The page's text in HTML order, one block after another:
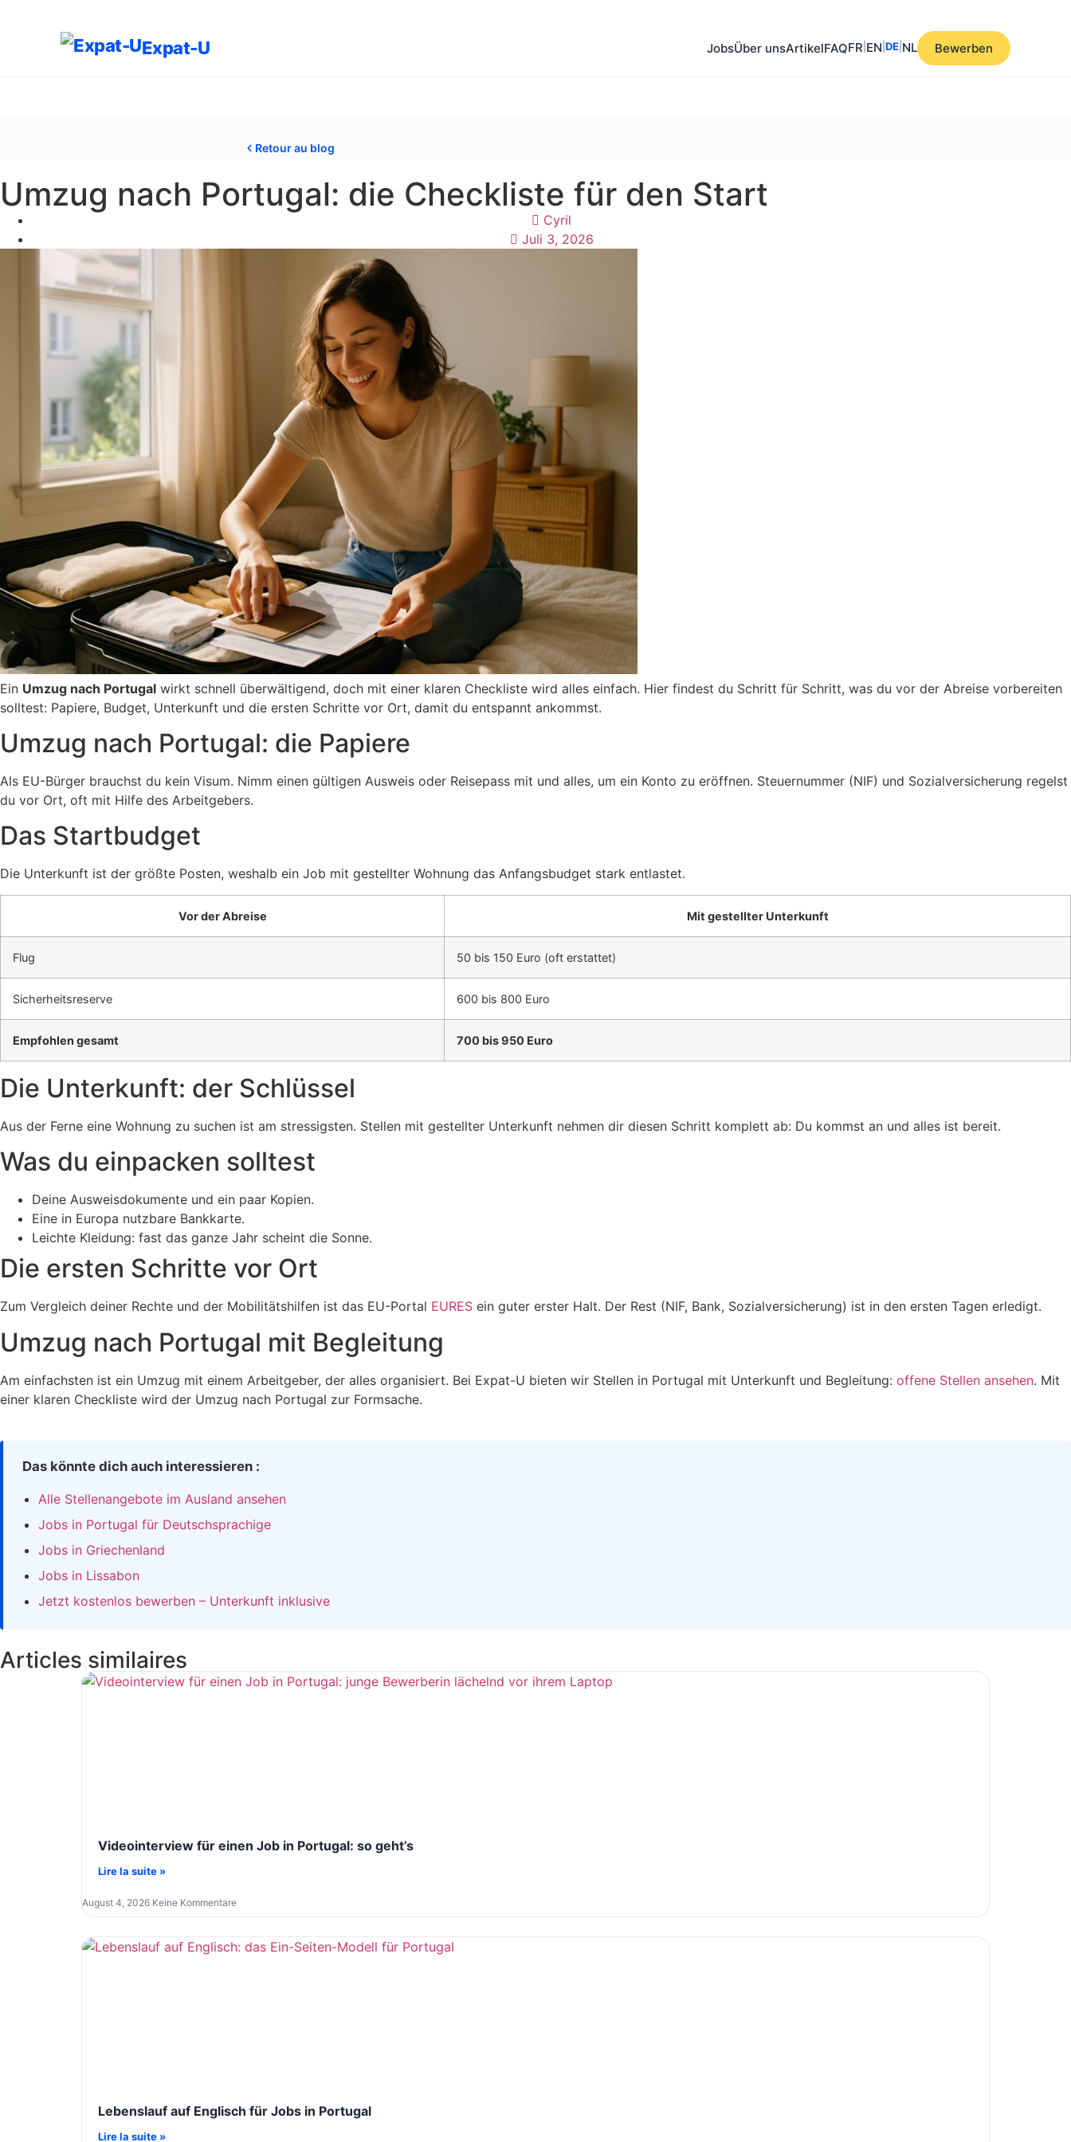
Expat-U JobsÜber unsArtikelFAQFR EN DE NL Bewerben
Retour au blog
Umzug nach Portugal: die Checkliste für den Start
Cyril
Juli 3, 2026
Ein Umzug nach Portugal wirkt schnell überwältigend, doch mit einer klaren Checkliste wird alles einfach. Hier findest du Schritt für Schritt, was du vor der Abreise vorbereiten
solltest: Papiere, Budget, Unterkunft und die ersten Schritte vor Ort, damit du entspannt ankommst.
Umzug nach Portugal: die Papiere
Als EU-Bürger brauchst du kein Visum. Nimm einen gültigen Ausweis oder Reisepass mit und alles, um ein Konto zu eröffnen. Steuernummer (NIF) und Sozialversicherung regelst
du vor Ort, oft mit Hilfe des Arbeitgebers.
Das Startbudget
Die Unterkunft ist der größte Posten, weshalb ein Job mit gestellter Wohnung das Anfangsbudget stark entlastet.
Vor der Abreise Mit gestellter Unterkunft
Flug 50 bis 150 Euro (oft erstattet)
Sicherheitsreserve 600 bis 800 Euro
Empfohlen gesamt 700 bis 950 Euro
Die Unterkunft: der Schlüssel
Aus der Ferne eine Wohnung zu suchen ist am stressigsten. Stellen mit gestellter Unterkunft nehmen dir diesen Schritt komplett ab: Du kommst an und alles ist bereit.
Was du einpacken solltest
Deine Ausweisdokumente und ein paar Kopien.
Eine in Europa nutzbare Bankkarte.
Leichte Kleidung: fast das ganze Jahr scheint die Sonne.
Die ersten Schritte vor Ort
Zum Vergleich deiner Rechte und der Mobilitätshilfen ist das EU-Portal EURES ein guter erster Halt. Der Rest (NIF, Bank, Sozialversicherung) ist in den ersten Tagen erledigt.
Umzug nach Portugal mit Begleitung
Am einfachsten ist ein Umzug mit einem Arbeitgeber, der alles organisiert. Bei Expat-U bieten wir Stellen in Portugal mit Unterkunft und Begleitung: offene Stellen ansehen. Mit
einer klaren Checkliste wird der Umzug nach Portugal zur Formsache.
Das könnte dich auch interessieren :
Alle Stellenangebote im Ausland ansehen
Jobs in Portugal für Deutschsprachige
Jobs in Griechenland
Jobs in Lissabon
Jetzt kostenlos bewerben – Unterkunft inklusive
Articles similaires
Videointerview für einen Job in Portugal: so geht’s
Lire la suite »
August 4, 2026 Keine Kommentare
Lebenslauf auf Englisch für Jobs in Portugal
Lire la suite »